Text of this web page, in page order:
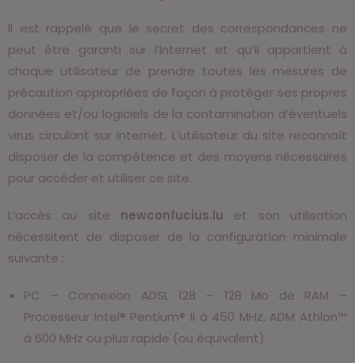
Il est rappelé que le secret des correspondances ne
peut être garanti sur l’Internet et qu’il appartient à
chaque utilisateur de prendre toutes les mesures de
précaution appropriées de façon à protéger ses propres
données et/ou logiciels de la contamination d’éventuels
virus circulant sur Internet. L’utilisateur du site reconnaît
disposer de la compétence et des moyens nécessaires
pour accéder et utiliser ce site.
L’accès au site newconfucius.lu et son utilisation
nécessitent de disposer de la configuration minimale
suivante :
PC – Connexion ADSL 128 – 128 Mo de RAM –
Processeur Intel® Pentium® II à 450 MHz, ADM Athlon™
à 600 MHz ou plus rapide (ou équivalent)